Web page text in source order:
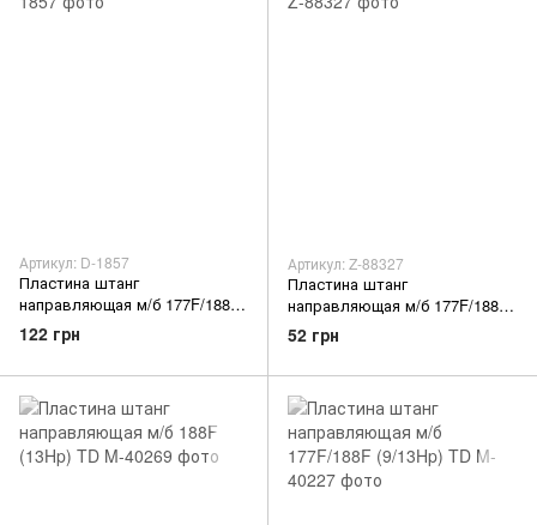
Артикул: D-1857
Пластина штанг
направляющая м/б 177F/188F
(9/13Hp) ZS
122 грн
Артикул: Z-88327
Пластина штанг
направляющая м/б 177F/188F
(9/13Hp) AMG-2
52 грн